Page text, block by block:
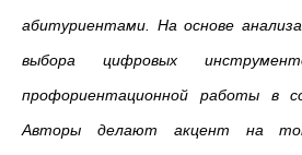
абитуриентами. На основе
выбора цифровых
профориентационной работы в
Авторы делают акцент на